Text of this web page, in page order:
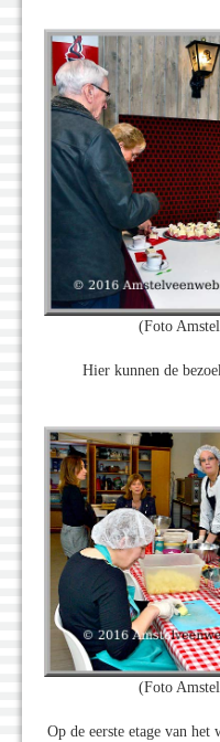
(Foto
Hier kunnen de
(Foto
Op de eerste etage van